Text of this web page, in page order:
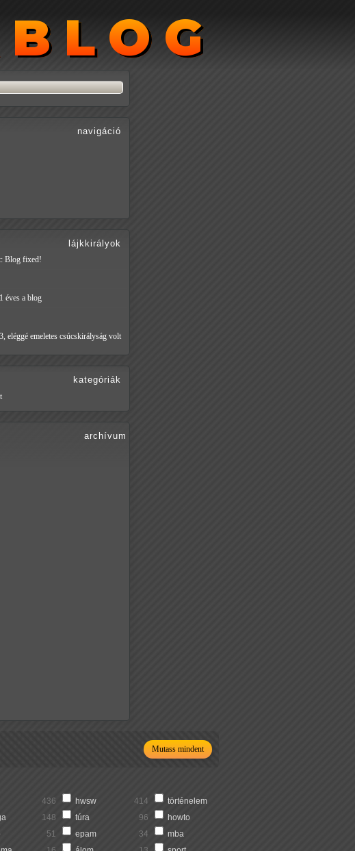
Mutass mindent
436 hwsw 414
történelem
148 túra 96
howto
51 epam 34
mba
navigáció
lájkkirályok
Blog fixed!
éves a blog
eléggé emeletes csúcskirályság volt
kategóriák
archívum